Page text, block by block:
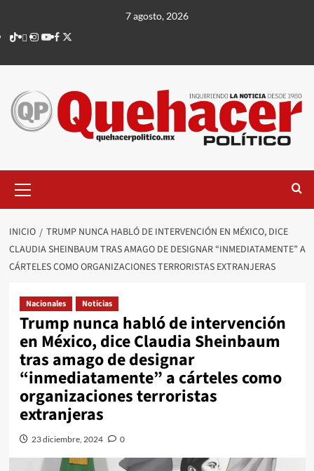
contenido
7 agosto, 2026
TikTok
threads
Instagram
Youtube
Facebook
X
principal
INICIO
TRUMP NUNCA HABLÓ DE INTERVENCIÓN EN MÉXICO, DICE
CLAUDIA SHEINBAUM TRAS AMAGO DE DESIGNAR “INMEDIATAMENTE” A
CÁRTELES COMO ORGANIZACIONES TERRORISTAS EXTRANJERAS
Nacionales Noticias
Trump nunca habló de intervención
en México, dice Claudia Sheinbaum
tras amago de designar
“inmediatamente” a cárteles como
organizaciones terroristas
extranjeras
23 diciembre, 2024 0